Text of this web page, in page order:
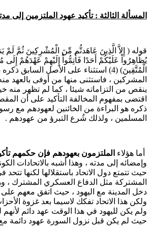
الثالثة : تأكيد عهود الملتزمين إلى
( إِلاَّ الَّذِينَ عَاهَدتُّم مِّنَ الْمُشْرِكِينَ ثُمَّ لَمْ
عَلَيْكُمْ أَحَدًا فَأَتِمُّواْ إِلَيْهِمْ عَهْدَهُمْ إِلَى
الْمُتَّقِينَ) (4) استثناء على الأصل السابق
من التزاماته شيئا ، كما لم تظهر منه
بمفهوم المخالفة التأكيد على أن
، ولذلك شُرع التبرؤ من عهودهم .
هؤلاءالملتزمون بعهودهم فإن حكمهم
تتمتع دول الاتحاد باستقلالها لكنها تتحد
المدينة مع اليهود ، حيث اتفق معهم على
هذا الاتحاد تفكك لاسيما بعد غزوة
يكن لليهود في هذا الوقت عهد دائم لأنهم
لم يكن قبل نزول السورة عهود دائمة مع